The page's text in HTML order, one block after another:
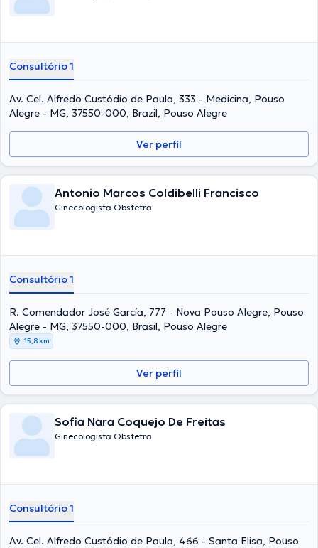
Consultório 1
Av. Cel. Alfredo Custódio de Paula, 333 - Medicina, Pouso
Alegre - MG, 37550-000, Brazil, Pouso Alegre
Ver perfil
Antonio Marcos Coldibelli Francisco
Ginecologista Obstetra
Consultório 1
R. Comendador José García, 777 - Nova Pouso Alegre, Pouso
Alegre - MG, 37550-000, Brasil, Pouso Alegre
15,8 km
Ver perfil
Sofia Nara Coquejo De Freitas
Ginecologista Obstetra
Consultório 1
Av. Cel. Alfredo Custódio de Paula, 466 - Santa Elisa, Pouso